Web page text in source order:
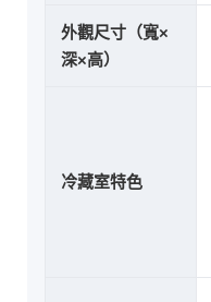
外觀尺寸（寬×
深×高）
冷藏室特色